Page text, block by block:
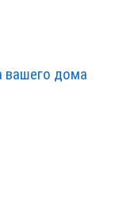
вашего дома